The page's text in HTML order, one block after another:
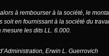
à rembourser à la société, le
soit en fournissant à la société du
les dits LL. 6.000.
Erwin L. Guerrovich